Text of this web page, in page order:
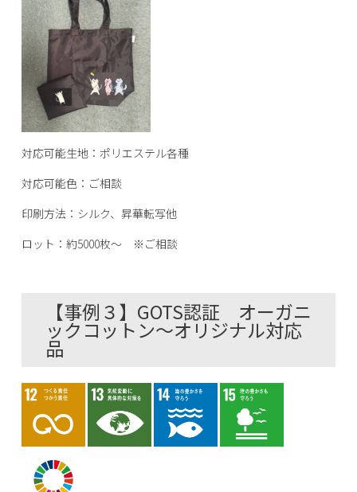
対応可能生地：ポリエステル各種
対応可能色：ご相談
印刷方法：シルク、昇華転写他
ロット：約5000枚～ ※ご相談
【事例３】GOTS認証 オーガニ
ックコットン～オリジナル対応
品